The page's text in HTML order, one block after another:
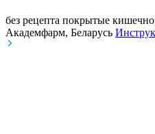
без рецепта покрытые
Академфарм, Беларусь